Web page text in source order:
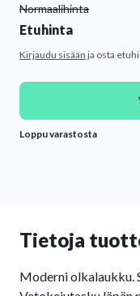
Normaalihinta
Etuhinta
Kirjaudu sisään ja osta
Loppu varastosta
Tietoja
Moderni olkalaukku.